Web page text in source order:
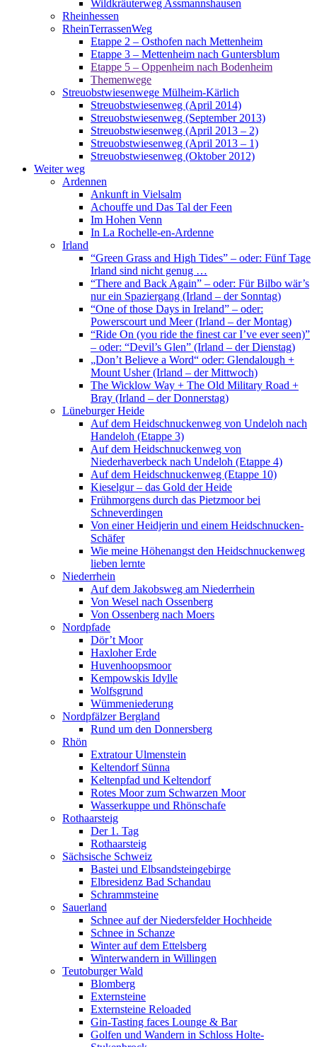
Wildkräuterweg Assmannshausen
Rheinhessen
RheinTerrassenWeg
Etappe 2 – Osthofen nach Mettenheim
Etappe 3 – Mettenheim nach Guntersblum
Etappe 5 – Oppenheim nach Bodenheim
Themenwege
Streuobstwiesenwege Mülheim-Kärlich
Streuobstwiesenweg (April 2014)
Streuobstwiesenweg (September 2013)
Streuobstwiesenweg (April 2013 – 2)
Streuobstwiesenweg (April 2013 – 1)
Streuobstwiesenweg (Oktober 2012)
Weiter weg
Ardennen
Ankunft in Vielsalm
Achouffe und Das Tal der Feen
Im Hohen Venn
In La Rochelle-en-Ardenne
Irland
“Green Grass and High Tides” – oder: Fünf Tage
Irland sind nicht genug …
“There and Back Again” – oder: Für Bilbo wär’s
nur ein Spaziergang (Irland – der Sonntag)
“One of those Days in Ireland” – oder:
Powerscourt und Meer (Irland – der Montag)
“Ride On (you ride the finest car I’ve ever seen)”
– oder: “Devil’s Glen” (Irland – der Dienstag)
„Don’t Believe a Word“ oder: Glendalough +
Mount Usher (Irland – der Mittwoch)
The Wicklow Way + The Old Military Road +
Bray (Irland – der Donnerstag)
Lüneburger Heide
Auf dem Heidschnuckenweg von Undeloh nach
Handeloh (Etappe 3)
Auf dem Heidschnuckenweg von
Niederhaverbeck nach Undeloh (Etappe 4)
Auf dem Heidschnuckenweg (Etappe 10)
Kieselgur – das Gold der Heide
Frühmorgens durch das Pietzmoor bei
Schneverdingen
Von einer Heidjerin und einem Heidschnucken-
Schäfer
Wie meine Höhenangst den Heidschnuckenweg
lieben lernte
Niederrhein
Auf dem Jakobsweg am Niederrhein
Von Wesel nach Ossenberg
Von Ossenberg nach Moers
Nordpfade
Dör’t Moor
Haxloher Erde
Huvenhoopsmoor
Kempowskis Idylle
Wolfsgrund
Wümmeniederung
Nordpfälzer Bergland
Rund um den Donnersberg
Rhön
Extratour Ulmenstein
Keltendorf Sünna
Keltenpfad und Keltendorf
Rotes Moor zum Schwarzen Moor
Wasserkuppe und Rhönschafe
Rothaarsteig
Der 1. Tag
Rothaarsteig
Sächsische Schweiz
Bastei und Elbsandsteingebirge
Elbresidenz Bad Schandau
Schrammsteine
Sauerland
Schnee auf der Niedersfelder Hochheide
Schnee in Schanze
Winter auf dem Ettelsberg
Winterwandern in Willingen
Teutoburger Wald
Blomberg
Externsteine
Externsteine Reloaded
Gin-Tasting faces Lounge & Bar
Golfen und Wandern in Schloss Holte-